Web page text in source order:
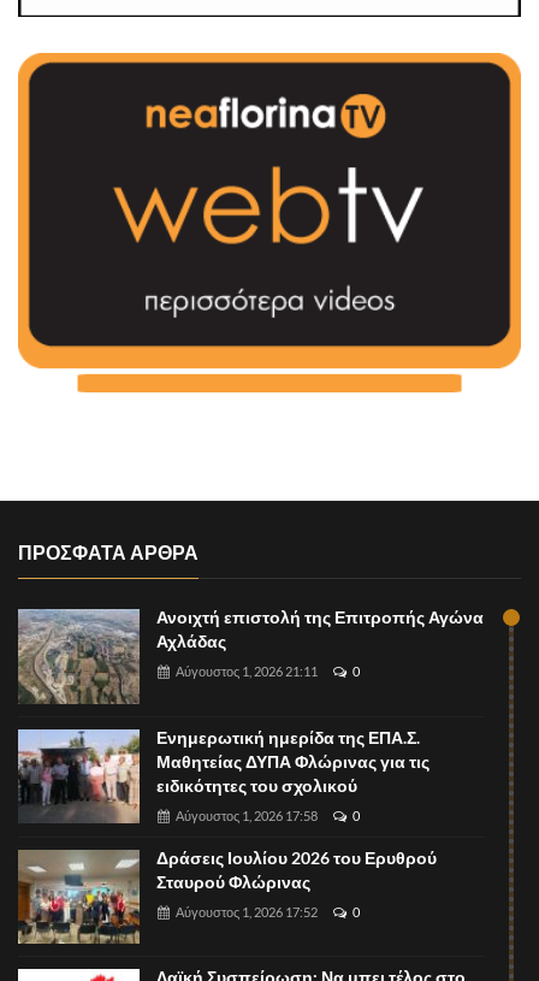
ΠΡΟΣΦΑΤΑ ΑΡΘΡΑ
Ανοιχτή επιστολή της Επιτροπής Αγώνα
Αχλάδας
Αύγουστος 1, 2026 21:11 0
Ενημερωτική ημερίδα της ΕΠΑ.Σ.
Μαθητείας ΔΥΠΑ Φλώρινας για τις
ειδικότητες του σχολικού
Αύγουστος 1, 2026 17:58 0
Δράσεις Ιουλίου 2026 του Ερυθρού
Σταυρού Φλώρινας
Αύγουστος 1, 2026 17:52 0
Λαϊκή Συσπείρωση: Να μπει τέλος στο